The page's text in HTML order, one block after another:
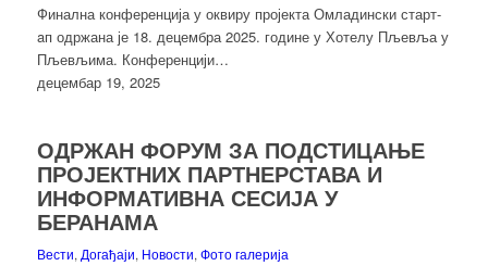
Финална конференција у оквиру пројекта Омладински старт-
aп одржана је 18. децембра 2025. године у Хотелу Пљевља у
Пљевљима. Конференцији…
децембар 19, 2025
ОДРЖАН ФОРУМ ЗА ПОДСТИЦАЊЕ
ПРОЈЕКТНИХ ПАРТНЕРСТАВА И
ИНФОРМАТИВНА СЕСИЈА У
БЕРАНАМА
Вести, Догађаји, Новости, Фото галерија